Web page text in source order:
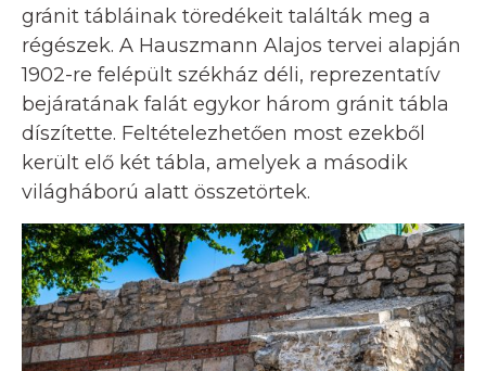
gránit tábláinak töredékeit találták meg a
régészek. A Hauszmann Alajos tervei alapján
1902-re felépült székház déli, reprezentatív
bejáratának falát egykor három gránit tábla
díszítette. Feltételezhetően most ezekből
került elő két tábla, amelyek a második
világháború alatt összetörtek.